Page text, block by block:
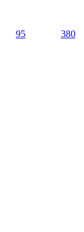
95 380